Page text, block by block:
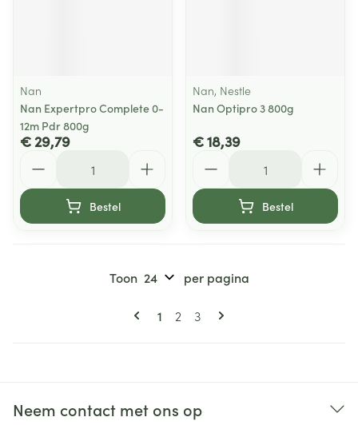
Nan
Nan Expertpro Complete 0-
12m Pdr 800g
€ 29,79
Bestel
Nan, Nestle
Nan Optipro 3 800g
€ 18,39
Bestel
Pagina's
U lees momenteel pagina
1 Pagina
2 Pagina
3
Toon per pagina
Neem contact met ons op